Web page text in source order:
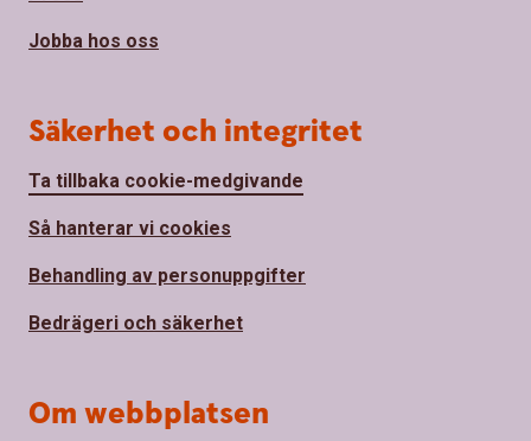
Jobba hos oss
Säkerhet och integritet
Ta tillbaka cookie-medgivande
Så hanterar vi cookies
Behandling av personuppgifter
Bedrägeri och säkerhet
Om webbplatsen